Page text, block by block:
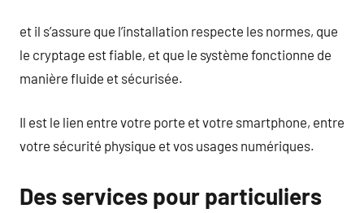
et il s’assure que l’installation respecte les normes, que
le cryptage est fiable, et que le système fonctionne de
manière fluide et sécurisée.
Il est le lien entre votre porte et votre smartphone, entre
votre sécurité physique et vos usages numériques.
Des services pour particuliers